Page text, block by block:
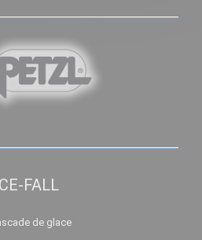
FALL
de glace